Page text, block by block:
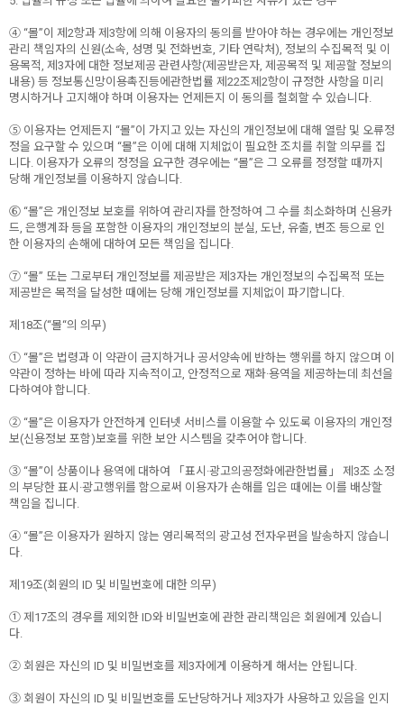
④ “몰”이 제2항과 제3항에 의해 이용자의 동의를 받아야 하는 경우에는 개인정보
관리 책임자의 신원(소속, 성명 및 전화번호, 기타 연락처), 정보의 수집목적 및 이
용목적, 제3자에 대한 정보제공 관련사항(제공받은자, 제공목적 및 제공할 정보의
내용) 등 정보통신망이용촉진등에관한법률 제22조제2항이 규정한 사항을 미리
명시하거나 고지해야 하며 이용자는 언제든지 이 동의를 철회할 수 있습니다.
⑤ 이용자는 언제든지 “몰”이 가지고 있는 자신의 개인정보에 대해 열람 및 오류정
정을 요구할 수 있으며 “몰”은 이에 대해 지체없이 필요한 조치를 취할 의무를 집
니다. 이용자가 오류의 정정을 요구한 경우에는 “몰”은 그 오류를 정정할 때까지
당해 개인정보를 이용하지 않습니다.
⑥ “몰”은 개인정보 보호를 위하여 관리자를 한정하여 그 수를 최소화하며 신용카
드, 은행계좌 등을 포함한 이용자의 개인정보의 분실, 도난, 유출, 변조 등으로 인
한 이용자의 손해에 대하여 모든 책임을 집니다.
⑦ “몰” 또는 그로부터 개인정보를 제공받은 제3자는 개인정보의 수집목적 또는
제공받은 목적을 달성한 때에는 당해 개인정보를 지체없이 파기합니다.
제18조(“몰“의 의무)
① “몰”은 법령과 이 약관이 금지하거나 공서양속에 반하는 행위를 하지 않으며 이
약관이 정하는 바에 따라 지속적이고, 안정적으로 재화·용역을 제공하는데 최선을
다하여야 합니다.
② “몰”은 이용자가 안전하게 인터넷 서비스를 이용할 수 있도록 이용자의 개인정
보(신용정보 포함)보호를 위한 보안 시스템을 갖추어야 합니다.
③ “몰”이 상품이나 용역에 대하여 「표시·광고의공정화에관한법률」 제3조 소정
의 부당한 표시·광고행위를 함으로써 이용자가 손해를 입은 때에는 이를 배상할
책임을 집니다.
④ “몰”은 이용자가 원하지 않는 영리목적의 광고성 전자우편을 발송하지 않습니
다.
제19조(회원의 ID 및 비밀번호에 대한 의무)
① 제17조의 경우를 제외한 ID와 비밀번호에 관한 관리책임은 회원에게 있습니
다.
② 회원은 자신의 ID 및 비밀번호를 제3자에게 이용하게 해서는 안됩니다.
③ 회원이 자신의 ID 및 비밀번호를 도난당하거나 제3자가 사용하고 있음을 인지